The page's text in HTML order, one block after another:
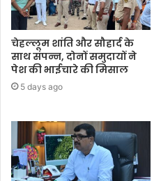
चेहल्लूम शांति और सौहार्द के
साथ संपन्न, दोनों समुदायों ने
पेश की भाईचारे की मिसाल
5 days ago